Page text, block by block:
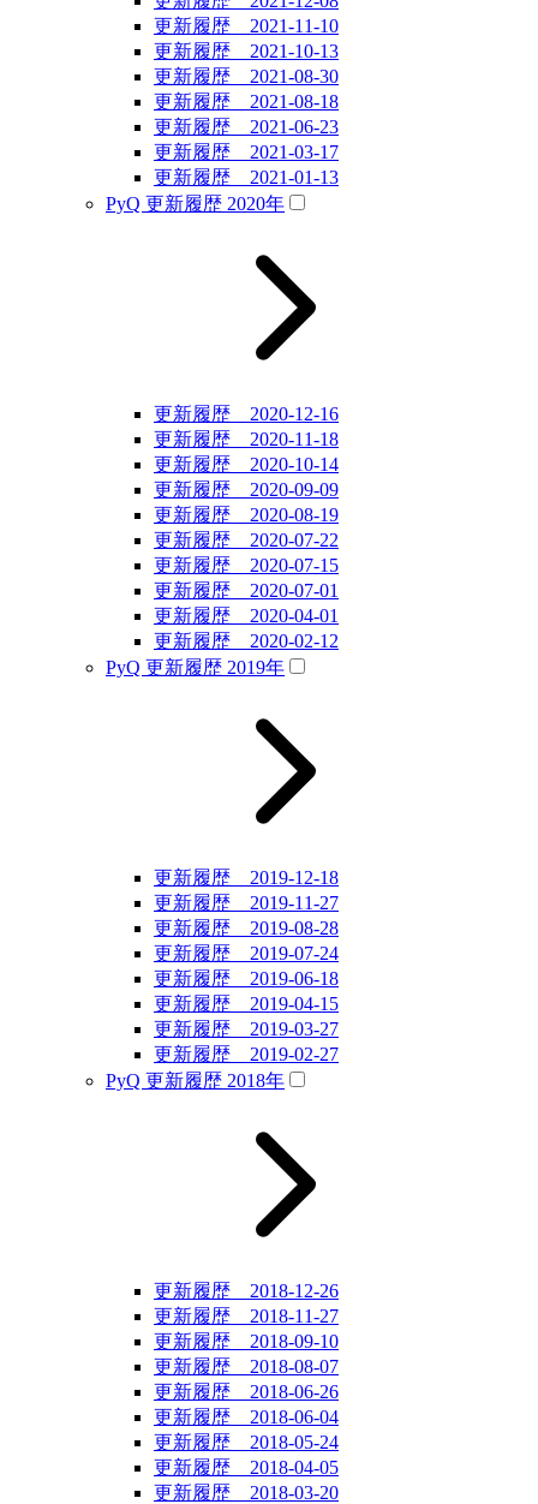
更新履歴 2021-11-10
更新履歴 2021-10-13
更新履歴 2021-08-30
更新履歴 2021-08-18
更新履歴 2021-06-23
更新履歴 2021-03-17
更新履歴 2021-01-13
PyQ 更新履歴 2020年
更新履歴 2020-12-16
更新履歴 2020-11-18
更新履歴 2020-10-14
更新履歴 2020-09-09
更新履歴 2020-08-19
更新履歴 2020-07-22
更新履歴 2020-07-15
更新履歴 2020-07-01
更新履歴 2020-04-01
更新履歴 2020-02-12
PyQ 更新履歴 2019年
更新履歴 2019-12-18
更新履歴 2019-11-27
更新履歴 2019-08-28
更新履歴 2019-07-24
更新履歴 2019-06-18
更新履歴 2019-04-15
更新履歴 2019-03-27
更新履歴 2019-02-27
PyQ 更新履歴 2018年
更新履歴 2018-12-26
更新履歴 2018-11-27
更新履歴 2018-09-10
更新履歴 2018-08-07
更新履歴 2018-06-26
更新履歴 2018-06-04
更新履歴 2018-05-24
更新履歴 2018-04-05
更新履歴 2018-03-20